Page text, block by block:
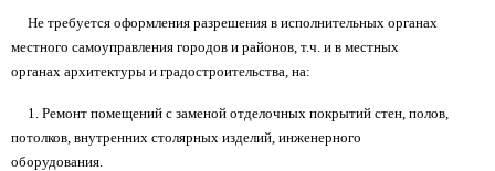
Не требуется оформления разрешения в исполнительных органах
местного самоуправления городов и районов, т.ч. и в местных
органах архитектуры и градостроительства, на:
1. Ремонт помещений с заменой отделочных покрытий стен, полов,
потолков, внутренних столярных изделий, инженерного
оборудования.